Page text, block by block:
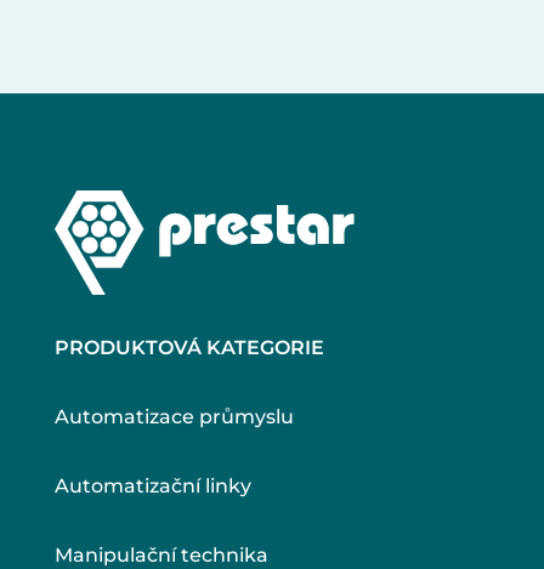
PRODUKTOVÁ KATEGORIE
Automatizace průmyslu
Automatizační linky
Manipulační technika